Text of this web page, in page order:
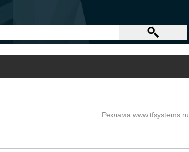
Реклама www.tfsystems.ru